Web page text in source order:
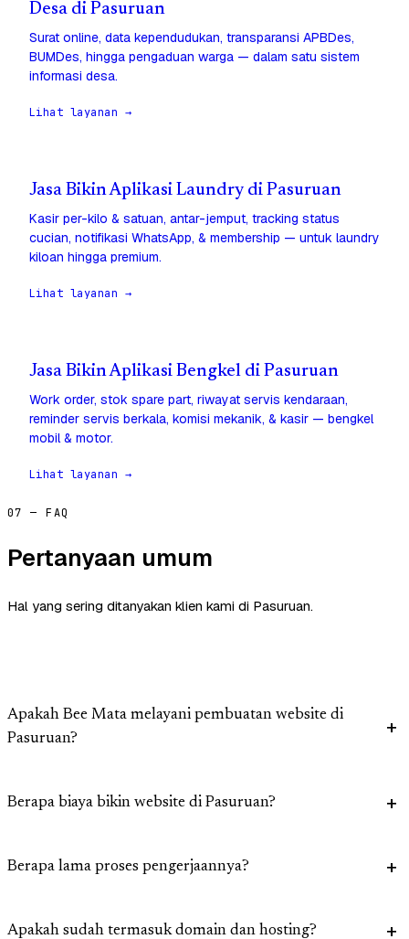
Desa di Pasuruan
Surat online, data kependudukan, transparansi APBDes,
BUMDes, hingga pengaduan warga — dalam satu sistem
informasi desa.
Lihat layanan →
Jasa Bikin Aplikasi Laundry di Pasuruan
Kasir per-kilo & satuan, antar-jemput, tracking status
cucian, notifikasi WhatsApp, & membership — untuk laundry
kiloan hingga premium.
Lihat layanan →
Jasa Bikin Aplikasi Bengkel di Pasuruan
Work order, stok spare part, riwayat servis kendaraan,
reminder servis berkala, komisi mekanik, & kasir — bengkel
mobil & motor.
Lihat layanan →
07 — FAQ
Pertanyaan umum
Hal yang sering ditanyakan klien kami di Pasuruan.
Apakah Bee Mata melayani pembuatan website di
Pasuruan?
Berapa biaya bikin website di Pasuruan?
Berapa lama proses pengerjaannya?
Apakah sudah termasuk domain dan hosting?